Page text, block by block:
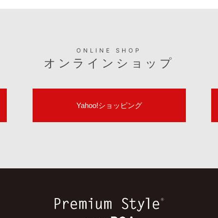
ONLINE SHOP
オンラインショップ
Yahoo!ショッピング